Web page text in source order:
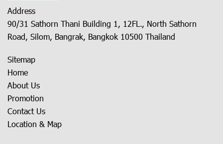
Address
90/31 Sathorn Thani Building 1, 12FL., North Sathorn
Road, Silom, Bangrak, Bangkok 10500 Thailand
Sitemap
Home
About Us
Promotion
Contact Us
Location & Map